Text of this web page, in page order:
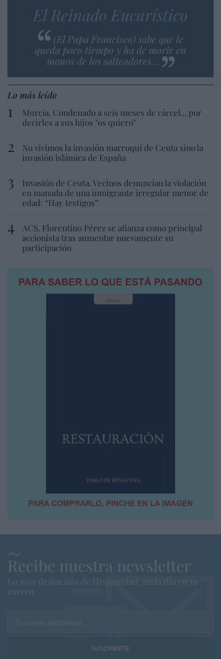
El Reinado Eucarístico
(El Papa Francisco) sabe que le
queda poco tiempo y ha de morir en
manos de los salteadores…
Lo más leído
Murcia. Condenado a seis meses de cárcel... por
decirles a sus hijos "os quiero"
No vivimos la invasión marroquí de Ceuta sino la
invasión islámica de España
Invasión de Ceuta. Vecinos denuncian la violación
en manada de una inmigrante irregular menor de
edad: “Hay testigos”
ACS. Florentino Pérez se afianza como principal
accionista tras aumentar nuevamente su
participación
Recibe nuestra newsletter
Lo más destacado de Hispanidad, cada dia en tu
correo
Tu correo electrónico...